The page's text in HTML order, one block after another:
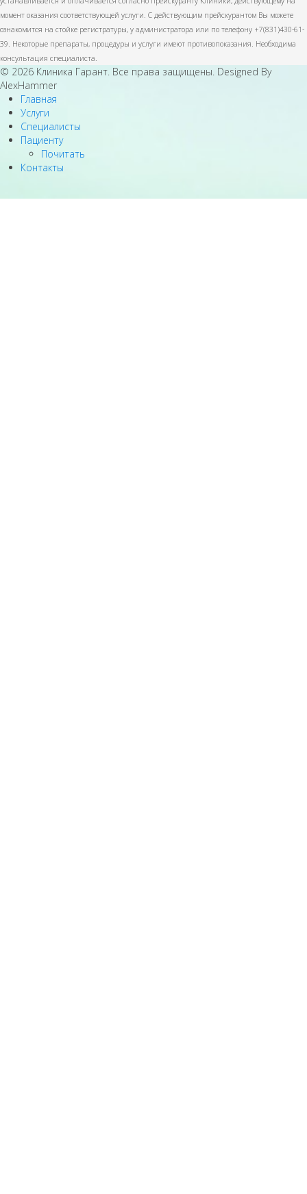
момент оказания соответствующей услуги. С действующим прейскурантом Вы можете
ознакомится на стойке регистратуры, у администратора или по телефону +7(831)430-61-
39. Некоторые препараты, процедуры и услуги имеют противопоказания. Необходима
консультация специалиста.
© 2026 Клиника Гарант. Все права защищены. Designed By
AlexHammer
Главная
Услуги
Специалисты
Пациенту
Почитать
Контакты